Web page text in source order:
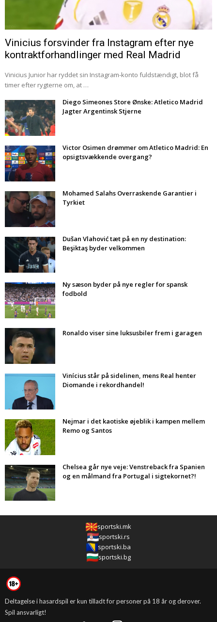
Vinicius forsvinder fra Instagram efter nye
kontraktforhandlinger med Real Madrid
Vinicius Junior har ryddet sin Instagram-konto fuldstændigt, blot få
timer efter rygterne om, at …
Diego Simeones Store Ønske: Atletico Madrid
Jagter Argentinsk Stjerne
Victor Osimen drømmer om Atletico Madrid: En
opsigtsvækkende overgang?
Mohamed Salahs Overraskende Garantier i
Tyrkiet
Dušan Vlahović tæt på en ny destination:
Beşiktaş byder velkommen
Ny sæson byder på nye regler for spansk
fodbold
Ronaldo viser sine luksusbiler frem i garagen
Vinícius står på sidelinen, mens Real henter
Diomande i rekordhandel!
Nejmar i det kaotiske øjeblik i kampen mellem
Remo og Santos
Chelsea går nye veje: Venstreback fra Spanien
og en målmand fra Portugal i sigtekornet?!
sportski.mk
sportski.rs
sportski.ba
sportski.bg
Deltagelse i hasardspil er kun tilladt for personer på 18 år og derover.
Spil ansvarligt!